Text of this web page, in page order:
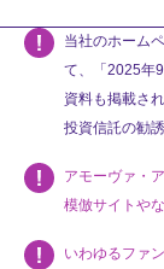
当社のホーム
て、「2025年
資料も掲載さ
投資信託の勧
アモーヴァ・
模倣サイトや
いわゆるファ